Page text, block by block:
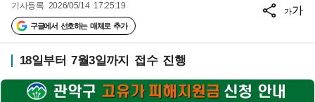
기사등록 2026/05/14 17:25:19
구글에서 선호하는 매체로 추가
가가
18일부터 7월3일까지 접수 진행